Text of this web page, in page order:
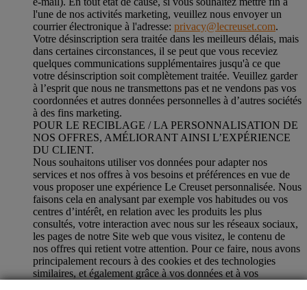
l'une de nos activités marketing, veuillez nous envoyer un
courrier électronique à l'adresse: privacy@lecreuset.com.
Votre désinscription sera traitée dans les meilleurs délais, mais
dans certaines circonstances, il se peut que vous receviez
quelques communications supplémentaires jusqu'à ce que
votre désinscription soit complètement traitée. Veuillez garder
à l’esprit que nous ne transmettons pas et ne vendons pas vos
coordonnées et autres données personnelles à d’autres sociétés
à des fins marketing.
POUR LE RECIBLAGE / LA PERSONNALISATION DE
NOS OFFRES, AMÉLIORANT AINSI L’EXPÉRIENCE
DU CLIENT.
Nous souhaitons utiliser vos données pour adapter nos
services et nos offres à vos besoins et préférences en vue de
vous proposer une expérience Le Creuset personnalisée. Nous
faisons cela en analysant par exemple vos habitudes ou vos
centres d’intérêt, en relation avec les produits les plus
consultés, votre interaction avec nous sur les réseaux sociaux,
les pages de notre Site web que vous visitez, le contenu de
nos offres qui retient votre attention. Pour ce faire, nous avons
principalement recours à des cookies et des technologies
similaires, et également grâce à vos données et à vos